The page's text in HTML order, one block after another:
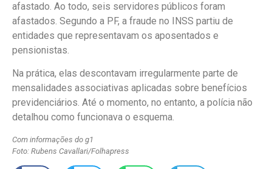
afastado. Ao todo, seis servidores públicos foram
afastados. Segundo a PF, a fraude no INSS partiu de
entidades que representavam os aposentados e
pensionistas.
Na prática, elas descontavam irregularmente parte de
mensalidades associativas aplicadas sobre benefícios
previdenciários. Até o momento, no entanto, a polícia não
detalhou como funcionava o esquema.
Com informações do g1
Foto: Rubens Cavallari/Folhapress